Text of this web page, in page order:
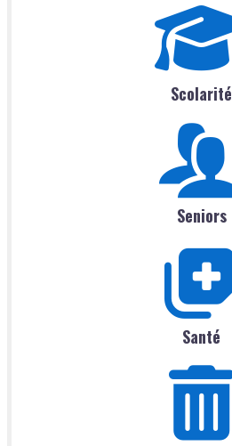
Scolarité
Seniors
Santé